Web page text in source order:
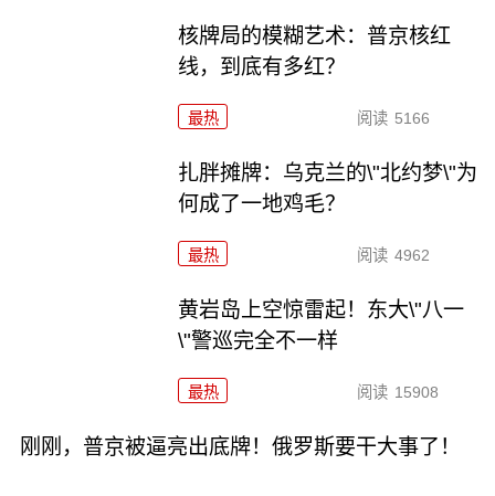
核牌局的模糊艺术：普京核红
线，到底有多红？
最热 阅读 5166
扎胖摊牌：乌克兰的\"北约梦\"为
何成了一地鸡毛？
最热 阅读 4962
黄岩岛上空惊雷起！东大\"八一
\"警巡完全不一样
最热 阅读 15908
刚刚，普京被逼亮出底牌！俄罗斯要干大事了！